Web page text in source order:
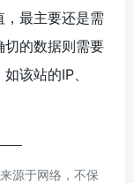
，最主要还是需
切的数据则需要
该站的IP、
源于网络，不保